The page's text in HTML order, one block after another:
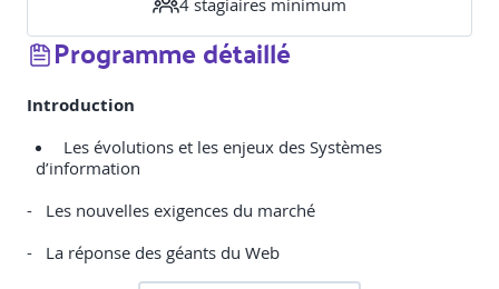
Programme détaillé
Introduction
Les évolutions et les enjeux des Systèmes
d’information
- Les nouvelles exigences du marché
- La réponse des géants du Web